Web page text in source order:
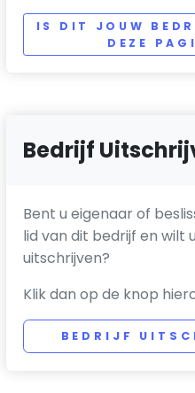
IS DIT JOUW
DEZE
Bedrijf
Bent u eigenaar of
lid van dit bedrijf en wilt
uitschrijven?
Klik dan op de knop
BEDRIJF